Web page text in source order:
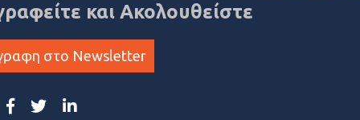
και Ακολουθείστε
στο Newsletter